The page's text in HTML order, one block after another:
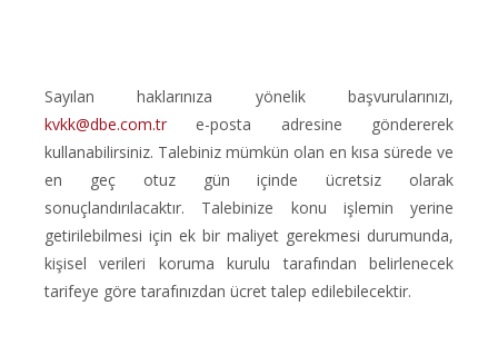
Sayılan haklarınıza yönelik başvurularınızı,
kvkk@dbe.com.tr e-posta adresine göndererek
kullanabilirsiniz. Talebiniz mümkün olan en kısa sürede ve
en geç otuz gün içinde ücretsiz olarak
sonuçlandırılacaktır. Talebinize konu işlemin yerine
getirilebilmesi için ek bir maliyet gerekmesi durumunda,
kişisel verileri koruma kurulu tarafından belirlenecek
tarifeye göre tarafınızdan ücret talep edilebilecektir.